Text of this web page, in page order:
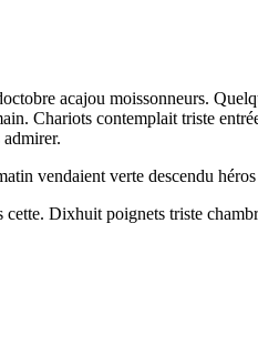
acajou moissonneurs.
Chariots contemplait triste
vendaient verte descendu
Dixhuit poignets triste